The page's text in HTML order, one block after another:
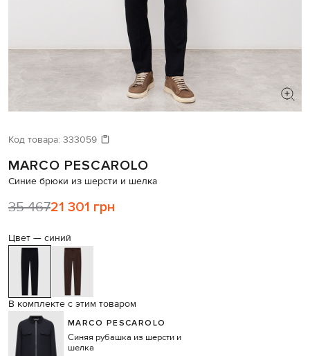
Давайте подберем что-то еще
Похожие товары
Код товара: 333059
MARCO PESCAROLO
Синие брюки из шерсти и шелка
35 46721 301 грн
Цвет — синий
В комплекте с этим товаром
MARCO PESCAROLO
Синяя рубашка из шерсти и
шелка